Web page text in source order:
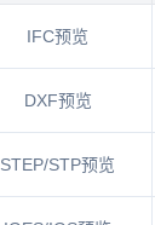
IFC预览
DXF预览
STEP/STP预览